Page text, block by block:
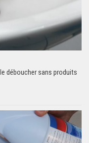
déboucher sans produits